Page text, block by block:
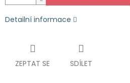
Detailní informace
ZEPTAT SE SDÍLET